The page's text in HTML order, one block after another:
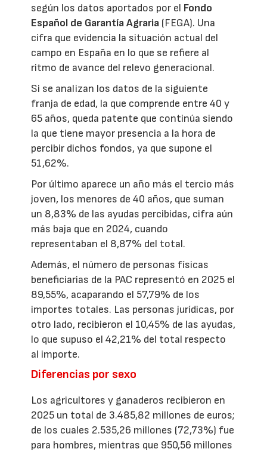
según los datos aportados por el Fondo
Español de Garantía Agraria (FEGA). Una
cifra que evidencia la situación actual del
campo en España en lo que se refiere al
ritmo de avance del relevo generacional.
Si se analizan los datos de la siguiente
franja de edad, la que comprende entre 40 y
65 años, queda patente que continúa siendo
la que tiene mayor presencia a la hora de
percibir dichos fondos, ya que supone el
51,62%.
Por último aparece un año más el tercio más
joven, los menores de 40 años, que suman
un 8,83% de las ayudas percibidas, cifra aún
más baja que en 2024, cuando
representaban el 8,87% del total.
Además, el número de personas físicas
beneficiarias de la PAC representó en 2025 el
89,55%, acaparando el 57,79% de los
importes totales. Las personas jurídicas, por
otro lado, recibieron el 10,45% de las ayudas,
lo que supuso el 42,21% del total respecto
al importe.
Diferencias por sexo
Los agricultores y ganaderos recibieron en
2025 un total de 3.485,82 millones de euros;
de los cuales 2.535,26 millones (72,73%) fue
para hombres, mientras que 950,56 millones